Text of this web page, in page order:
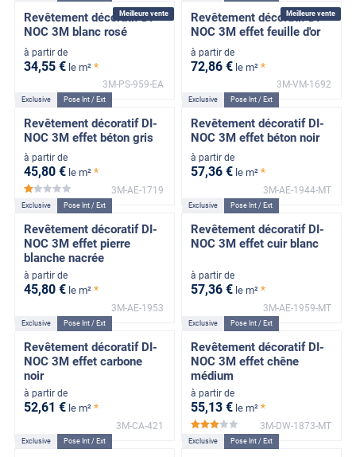
Meilleure vente
Revêtement décoratif DI-
NOC 3M blanc rosé
à partir de
34,55 € le m² *
3M-PS-959-EA
Meilleure vente
Revêtement décoratif DI-
NOC 3M effet feuille d'or
à partir de
72,86 € le m² *
3M-VM-1692
Exclusive Pose Int / Ext
Revêtement décoratif DI-
NOC 3M effet béton gris
à partir de
45,80 € le m² *
*****
3M-AE-1719
Exclusive Pose Int / Ext
Revêtement décoratif DI-
NOC 3M effet béton noir
à partir de
57,36 € le m² *
3M-AE-1944-MT
Exclusive Pose Int / Ext
Revêtement décoratif DI-
NOC 3M effet pierre
blanche nacrée
à partir de
45,80 € le m² *
3M-AE-1953
Exclusive Pose Int / Ext
Revêtement décoratif DI-
NOC 3M effet cuir blanc
à partir de
57,36 € le m² *
3M-AE-1959-MT
Exclusive Pose Int / Ext
Revêtement décoratif DI-
NOC 3M effet carbone
noir
à partir de
52,61 € le m² *
3M-CA-421
Exclusive Pose Int / Ext
Revêtement décoratif DI-
NOC 3M effet chêne
médium
à partir de
55,13 € le m² *
*****
3M-DW-1873-MT
Exclusive Pose Int / Ext Exclusive Pose Int / Ext